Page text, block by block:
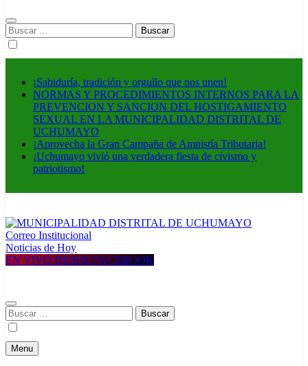
Buscar:
¡Sabiduría, tradición y orgullo que nos unen!
NORMAS Y PROCEDIMIENTOS INTERNOS PARA LA
PREVENCION Y SANCION DEL HOSTIGAMIENTO
SEXUAL EN LA MUNICIPALIDAD DISTRITAL DE
UCHUMAYO
¡Aprovecha la Gran Campaña de Amnistía Tributaria!
¡Uchumayo vivió una verdadera fiesta de civismo y
patriotismo!
MUNICIPALIDAD DISTRITAL DE UCHUMAYO
Construyendo una nueva Historia
Correo Institucional
Noticias de Hoy
EN VIVO DESDE FACEBOOK
Buscar:
Menu